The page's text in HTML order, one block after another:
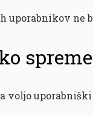
uporabnikov ne
voljo